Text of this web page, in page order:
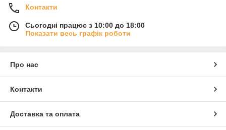
Контакти
Сьогодні працює з 10:00 до 18:00
Показати весь графік роботи
Про нас
Контакти
Доставка та оплата